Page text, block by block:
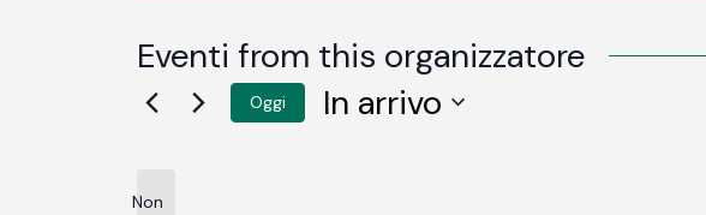
Eventi from this organizzatore
Non
Oggi In arrivo